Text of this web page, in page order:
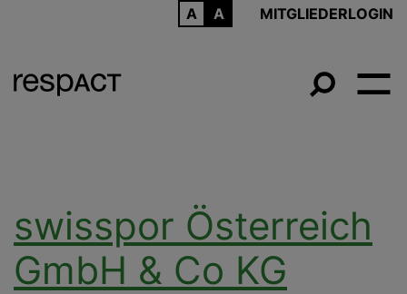
MITGLIEDERLOGIN
swisspor Österreich
GmbH & Co KG